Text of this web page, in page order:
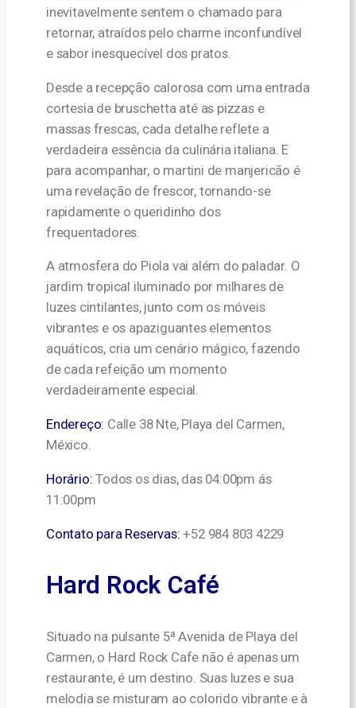
inevitavelmente sentem o chamado para
retornar, atraídos pelo charme inconfundível
e sabor inesquecível dos pratos.
Desde a recepção calorosa com uma entrada
cortesia de bruschetta até as pizzas e
massas frescas, cada detalhe reflete a
verdadeira essência da culinária italiana. E
para acompanhar, o martini de manjericão é
uma revelação de frescor, tornando-se
rapidamente o queridinho dos
frequentadores.
A atmosfera do Piola vai além do paladar. O
jardim tropical iluminado por milhares de
luzes cintilantes, junto com os móveis
vibrantes e os apaziguantes elementos
aquáticos, cria um cenário mágico, fazendo
de cada refeição um momento
verdadeiramente especial.
Endereço: Calle 38 Nte, Playa del Carmen,
México.
Horário: Todos os dias, das 04:00pm ás
11:00pm
Contato para Reservas: +52 984 803 4229
Hard Rock Café
Situado na pulsante 5ª Avenida de Playa del
Carmen, o Hard Rock Cafe não é apenas um
restaurante, é um destino. Suas luzes e sua
melodia se misturam ao colorido vibrante e à